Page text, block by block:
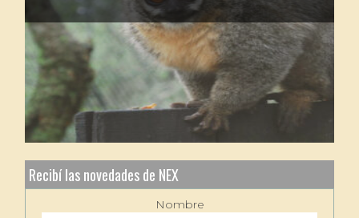
Recibí las novedades de NEX
Nombre